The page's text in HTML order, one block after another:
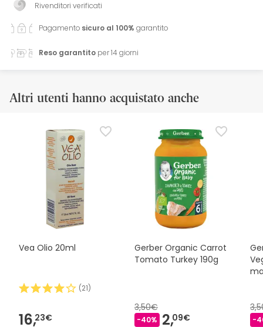
Rivenditori verificati
Pagamento sicuro al 100% garantito
Reso garantito per 14 giorni
Altri utenti hanno acquistato anche
Vea Olio 20ml
(21)
16,23€
Gerber Organic Carrot
Tomato Turkey 190g
3,50€
-40% 2,09€ -